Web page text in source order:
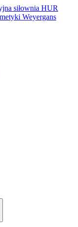
siłownia HUR
Weyergans